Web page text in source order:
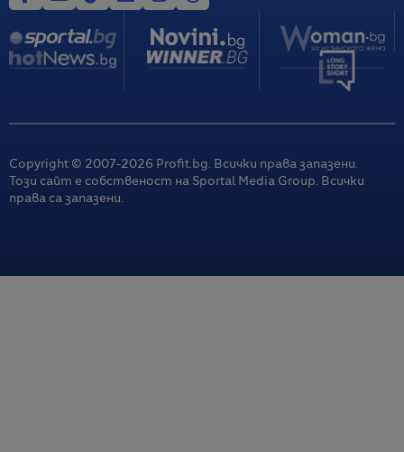
Copyright © 2007-2026 Profit.bg. Всички права запазени.
Този сайт е собственост на Sportal Media Group. Всички
права са запазени.